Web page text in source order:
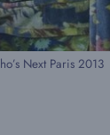
Next Paris 2013